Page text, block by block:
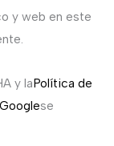
y web en este
y laPolítica de
se